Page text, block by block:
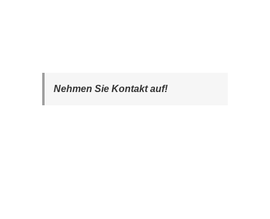
Nehmen Sie Kontakt auf!